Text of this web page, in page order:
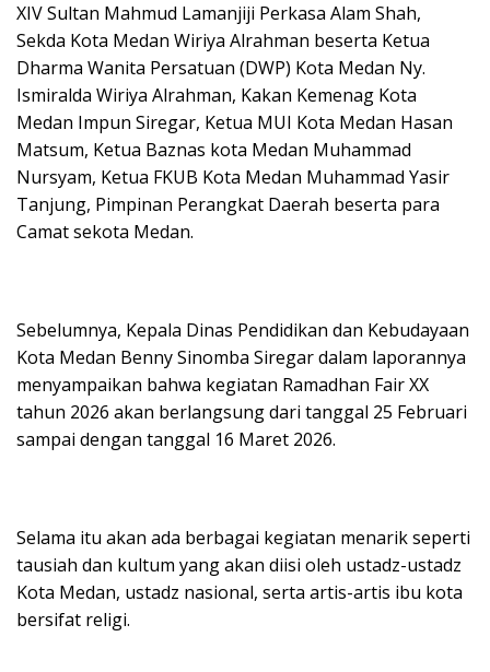
XIV Sultan Mahmud Lamanjiji Perkasa Alam Shah,
Sekda Kota Medan Wiriya Alrahman beserta Ketua
Dharma Wanita Persatuan (DWP) Kota Medan Ny.
Ismiralda Wiriya Alrahman, Kakan Kemenag Kota
Medan Impun Siregar, Ketua MUI Kota Medan Hasan
Matsum, Ketua Baznas kota Medan Muhammad
Nursyam, Ketua FKUB Kota Medan Muhammad Yasir
Tanjung, Pimpinan Perangkat Daerah beserta para
Camat sekota Medan.
Sebelumnya, Kepala Dinas Pendidikan dan Kebudayaan
Kota Medan Benny Sinomba Siregar dalam laporannya
menyampaikan bahwa kegiatan Ramadhan Fair XX
tahun 2026 akan berlangsung dari tanggal 25 Februari
sampai dengan tanggal 16 Maret 2026.
Selama itu akan ada berbagai kegiatan menarik seperti
tausiah dan kultum yang akan diisi oleh ustadz-ustadz
Kota Medan, ustadz nasional, serta artis-artis ibu kota
bersifat religi.